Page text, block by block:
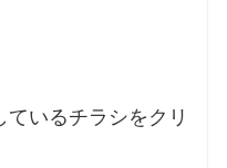
いるチラシをクリ